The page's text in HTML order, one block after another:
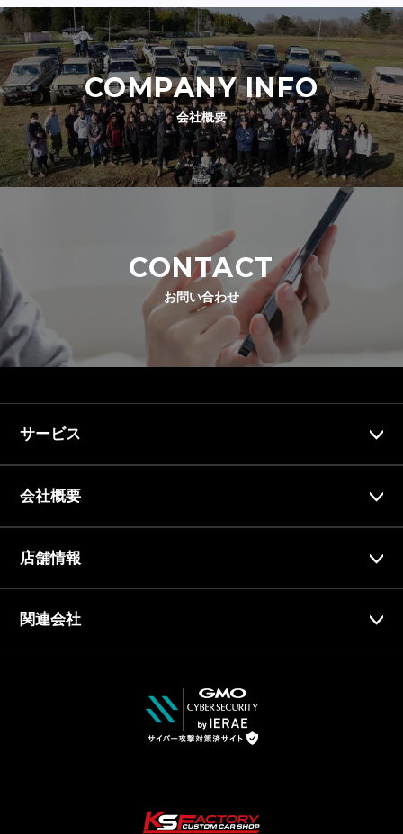
COMPANY INFO
会社概要
CONTACT
お問い合わせ
サービス
会社概要
店舗情報
関連会社